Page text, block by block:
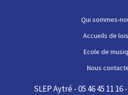
Qui sommes-
Accueils de
Ecole de
Nous
SLEP Aytré - 05 46 45 11